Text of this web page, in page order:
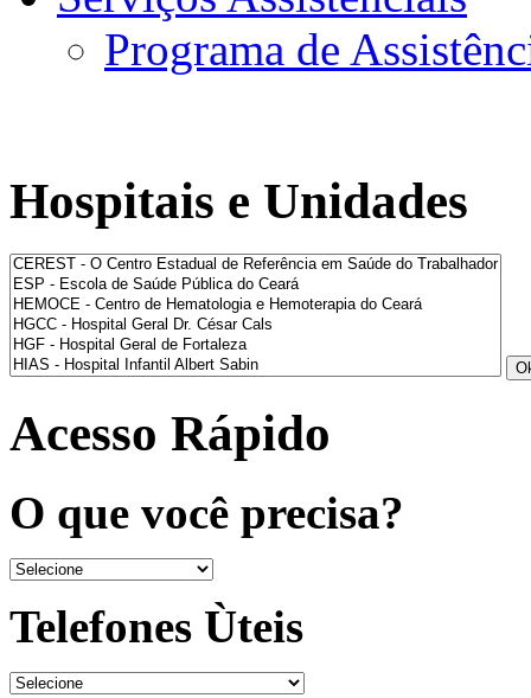
Programa de
Hospitais e Unidades
Acesso Rápido
O que você precisa?
Telefones Ùteis